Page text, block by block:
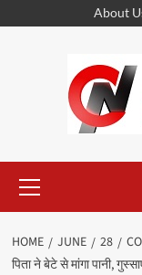
About
Menu
HOME JUNE 28
पिता ने बेटे से मांगा पानी,